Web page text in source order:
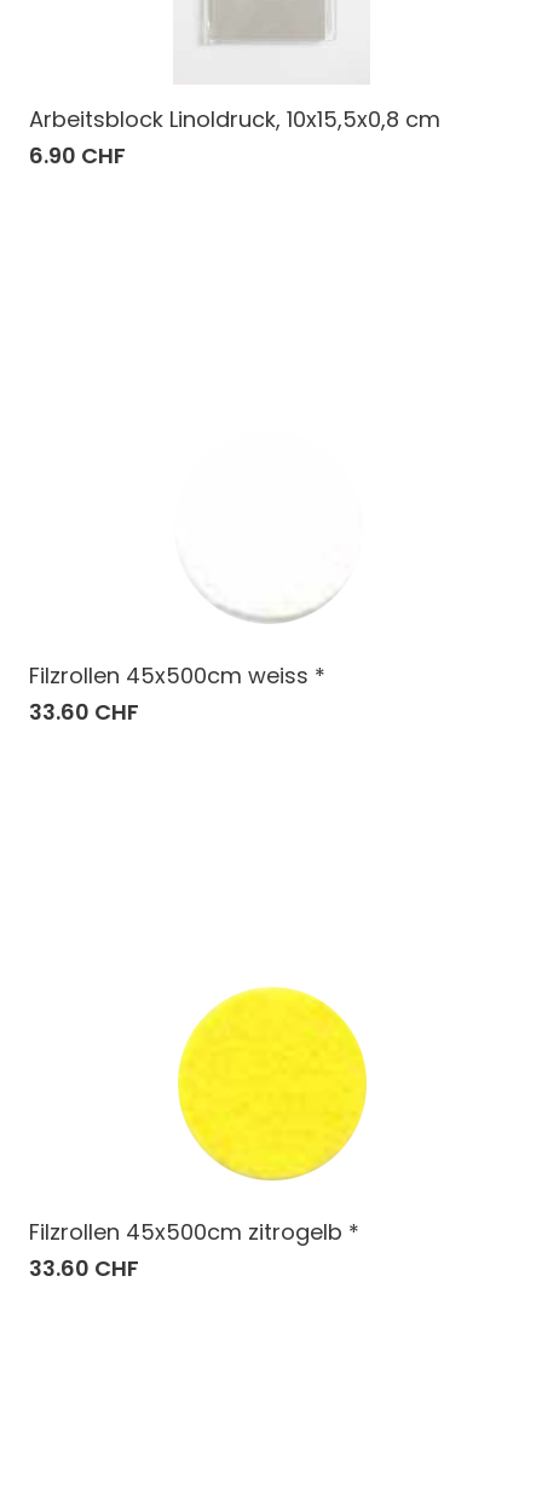
Arbeitsblock Linoldruck, 10x15,5x0,8 cm
6.90 CHF
Filzrollen 45x500cm weiss *
33.60 CHF
Filzrollen 45x500cm zitrogelb *
33.60 CHF